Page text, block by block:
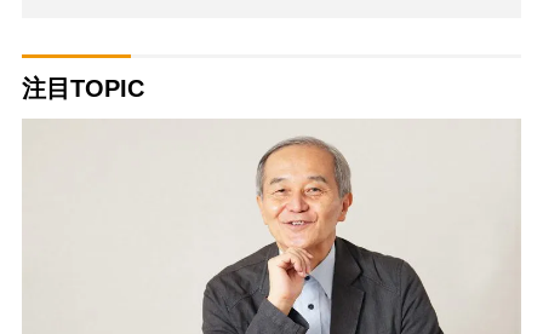
注目TOPIC